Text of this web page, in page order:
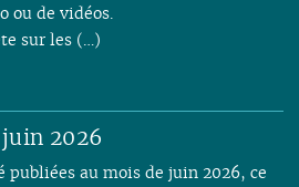
ou de vidéos.
sur les (…)
2026
publiées au mois de juin 2026, ce